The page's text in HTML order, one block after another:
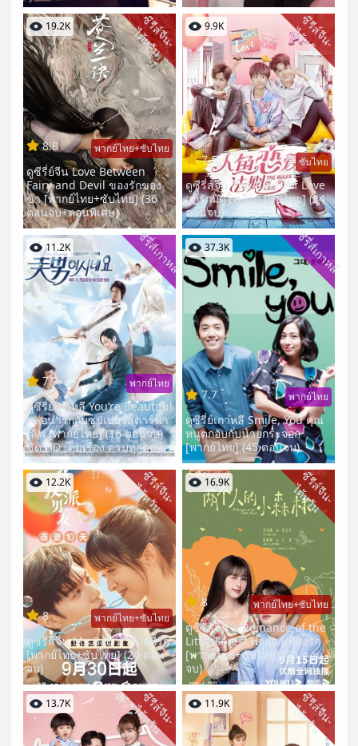
19.2K ซี
รี
ส์
จี
น
-
ไ
ต้
ห
วั
น
8.8 พากย์ไทย+ซับไทย
ดูซีรี่ย์จีน Love Between
Fairy and Devil ของรักของ
ข้า [พากย์ไทย+ซับไทย] (36
ตอนจบ+ตอนพิเศษ)
9.9K ซี
รี
ส์
จี
น
-
ไ
ต้
ห
วั
น
7.5 ซับไทย
ดูซีรี่ส์จีน The Rules of Love
กฏรักมัดใจเงือก [ซับไทย] (24
ตอนจบ)
11.2K ซีรี่ส์เกาหลี
7.7 พากย์ไทย
ดูซีรี่ย์เกาหลี You’re Beautiful
หล่อน่ารักกับซูปเปอร์สตาร์น่า
เลิฟ [พากย์ไทย] (16 ตอนจบ)
ชัด HD เต็มเรื่อง ครบทุกตอน
37.3K ซีรี่ส์เกาหลี
7.7 พากย์ไทย
ดูซีรี่ย์เกาหลี Smile, You คุณ
หนูตกอับกับนายกระจอก
[พากย์ไทย] (45 ตอนจบ)
12.2K ซี
รี
ส์
จี
น
-
ไ
ต้
ห
วั
น
8 พากย์ไทย+ซับไทย
ดูซีรี่ส์จีน Mr. Bad ตัวร้ายที่รัก
[พากย์ไทย+ซับไทย] (24 ตอน
จบ)
16.9K ซี
รี
ส์
จี
น
-
ไ
ต้
ห
วั
น
8 พากย์ไทย+ซับไทย
ดูซีรี่ส์จีน A Romance of the
Little Forest พฤกษาเพียงรัก
[พากย์ไทย+ซับไทย] (35 ตอน
จบ)
13.7K ซี
รี
ส์
จี
น
-
ไ
ต้
ห
วั
น 11.9K ซี
รี
ส์
จี
น
-
ไ
ต้
ห
วั
น